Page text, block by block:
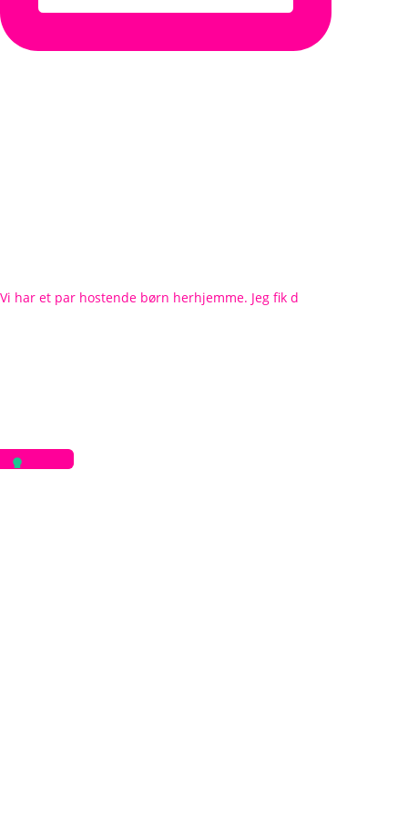
Vi har et par hostende børn herhjemme. Jeg fik d